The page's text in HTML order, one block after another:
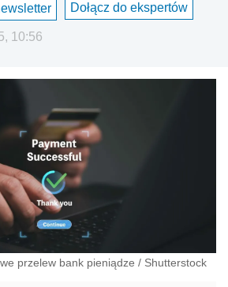
Dołącz do ekspertów
10:56
przelew bank pieniądze / Shutterstock